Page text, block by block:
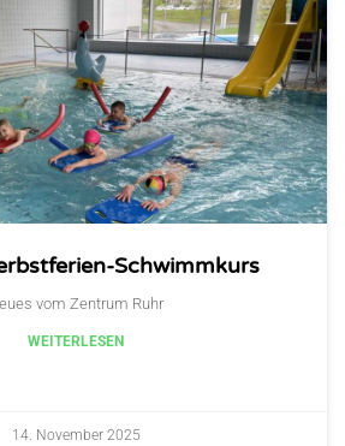
Schwimmkurs
vom Zentrum Ruhr
WEITERLESEN
14. November 2025